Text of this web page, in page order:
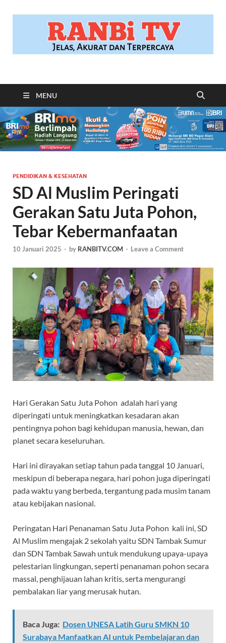
RANBITV.COM
MENU
PENDIDIKAN & KESEHATAN
SD Al Muslim Peringati
Gerakan Satu Juta Pohon,
Tebar Kebermanfaatan
10 Januari 2025 - by RANBITV.COM - Leave a Comment
Hari Gerakan Satu Juta Pohon adalah hari yang
diperingati untuk meningkatkan kesadaran akan
pentingnya pohon bagi kehidupan manusia, hewan, dan
planet secara keseluruhan.
Hari ini dirayakan setiap tahun pada tanggal 10 Januari,
meskipun di beberapa negara, hari pohon juga diperingati
pada waktu yang berbeda, tergantung pada musim tanam
atau kebijakan nasional.
Peringatan Hari Penanaman Satu Juta Pohon kali ini, SD
Al Muslim mengajak 2 sekolah yaitu SDN Tambak Sumur
dan SDN Tambak Sawah untuk mendukung upaya-upaya
pelestarian lingkungan, seperti penanaman pohon secara
massal, penghijauan lahan kritis, serta mengurangi
pembalakan liar yang merusak hutan.
Baca Juga: Dosen UNESA Latih Guru SMKN 10
Surabaya Manfaatkan AI untuk Pembelajaran dan